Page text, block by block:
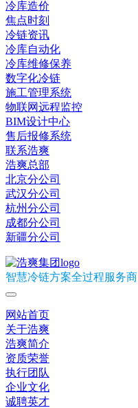
冷库造价
焦点时刻
冷链资讯
冷库自动化
冷库维修保养
数字化冷链
施工管理系统
物联网远程监控
BIM设计中心
售后报修系统
联系浩爽
浩爽总部
北京分公司
武汉分公司
杭州分公司
成都分公司
新疆分公司
智慧冷链方案全过程服务商
网站首页
关于浩爽
浩爽简介
资质荣誉
执行团队
企业文化
诚聘英才